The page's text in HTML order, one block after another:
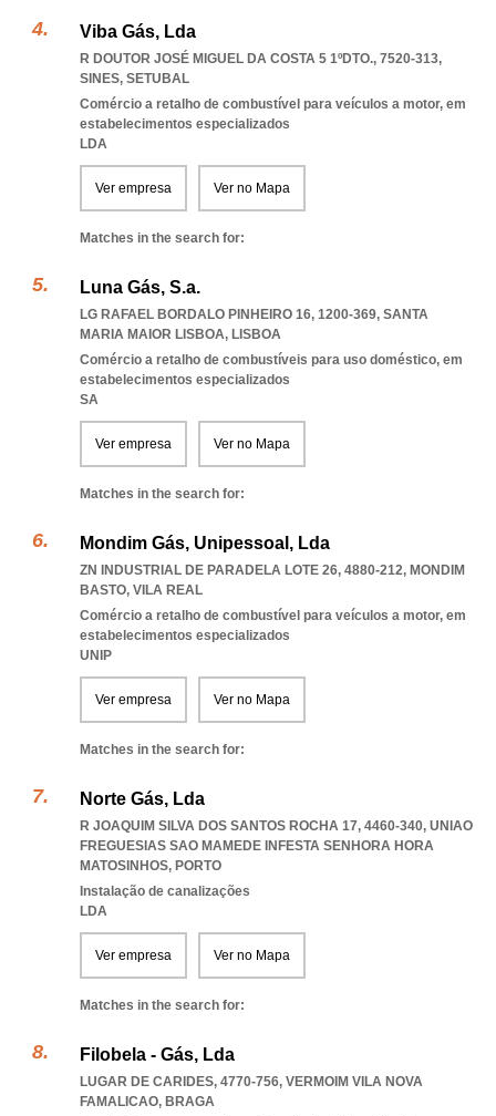
Viba Gás, Lda
R DOUTOR JOSÉ MIGUEL DA COSTA 5 1ºDTO., 7520-313,
SINES, SETUBAL
Comércio a retalho de combustível para veículos a motor, em
estabelecimentos especializados
LDA
Ver empresa Ver no Mapa
Matches in the search for:
Luna Gás, S.a.
LG RAFAEL BORDALO PINHEIRO 16, 1200-369, SANTA
MARIA MAIOR LISBOA, LISBOA
Comércio a retalho de combustíveis para uso doméstico, em
estabelecimentos especializados
SA
Ver empresa Ver no Mapa
Matches in the search for:
Mondim Gás, Unipessoal, Lda
ZN INDUSTRIAL DE PARADELA LOTE 26, 4880-212, MONDIM
BASTO, VILA REAL
Comércio a retalho de combustível para veículos a motor, em
estabelecimentos especializados
UNIP
Ver empresa Ver no Mapa
Matches in the search for:
Norte Gás, Lda
R JOAQUIM SILVA DOS SANTOS ROCHA 17, 4460-340, UNIAO
FREGUESIAS SAO MAMEDE INFESTA SENHORA HORA
MATOSINHOS, PORTO
Instalação de canalizações
LDA
Ver empresa Ver no Mapa
Matches in the search for:
Filobela - Gás, Lda
LUGAR DE CARIDES, 4770-756, VERMOIM VILA NOVA
FAMALICAO, BRAGA